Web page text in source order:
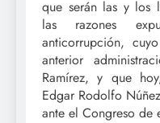
que serán las y los
las razones
anticorrupción,
anterior
Ramírez, y que
Edgar Rodolfo
ante el Congreso de